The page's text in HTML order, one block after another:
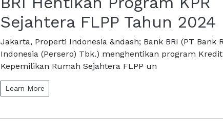
Sejahtera FLPP Tahun 2024
Jakarta, Properti Indonesia &ndash; Bank BRI (PT Bank
Indonesia (Persero) Tbk.) menghentikan program Kredit
Kepemilikan Rumah Sejahtera FLPP un
Learn More